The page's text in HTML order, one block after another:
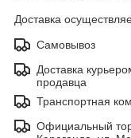
Доставка
Самовывоз
Доставка
продавца
Транспортная
Официальный